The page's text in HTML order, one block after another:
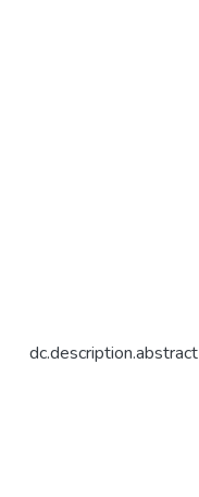
dc.description.abstract